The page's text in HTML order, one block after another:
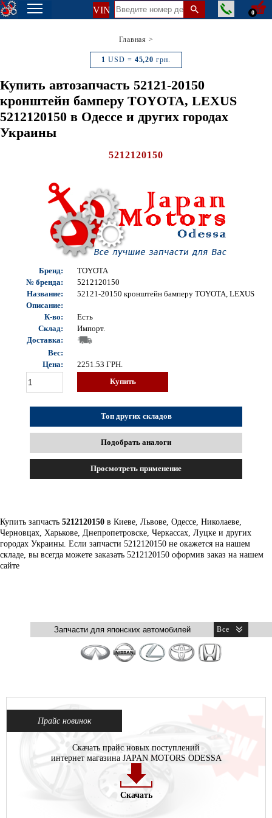
VIN 0
Главная >
1 USD = 45,20 грн.
Купить автозапчасть 52121-20150
кронштейн бамперу TOYOTA, LEXUS
5212120150 в Одессе и других городах
Украины
5212120150
Бренд:
TOYOTA
№ бренда:
5212120150
Название:
52121-20150 кронштейн бамперу TOYOTA, LEXUS
Описание:
К-во:
Есть
Склад:
Импорт.
Доставка:
Вес:
Цена:
2251.53 ГРН.
Купить
Топ других складов
Подобрать аналоги
Просмотреть применение
Купить запчасть 5212120150 в Киеве, Львове, Одессе, Николаеве,
Черновцах, Харькове, Днепропетровске, Черкассах, Луцке и других
городах Украины. Если запчасти 5212120150 не окажется на нашем
складе, вы всегда можете заказать 5212120150 оформив заказ на нашем
сайте
Прайс новинок
Скачать прайс новых поступлений
интернет магазина JAPAN MOTORS ODESSA
Скачать